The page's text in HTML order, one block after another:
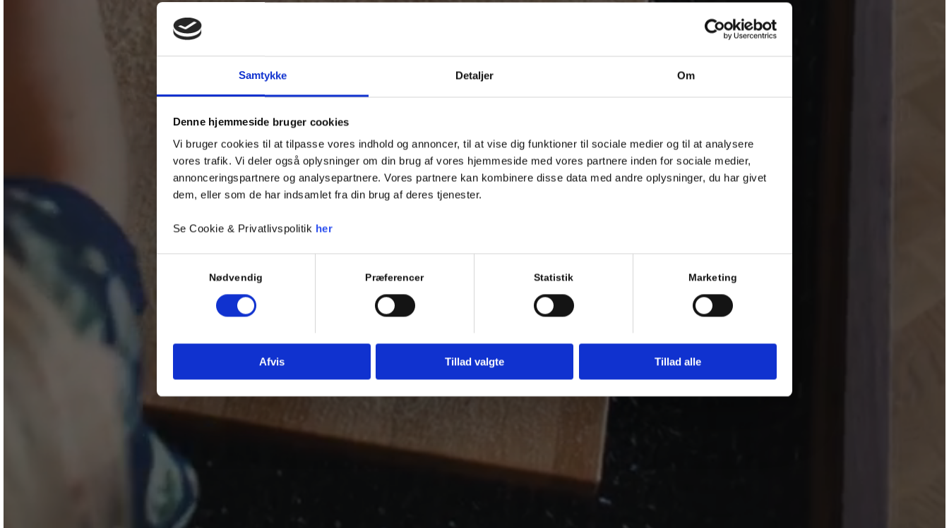
Samtykke Detaljer Om
Denne hjemmeside bruger cookies
Vi bruger cookies til at tilpasse vores indhold og annoncer, til at vise dig funktioner til sociale medier og til at analysere
vores trafik. Vi deler også oplysninger om din brug af vores hjemmeside med vores partnere inden for sociale medier,
annonceringspartnere og analysepartnere. Vores partnere kan kombinere disse data med andre oplysninger, du har givet
dem, eller som de har indsamlet fra din brug af deres tjenester.
Se Cookie & Privatlivspolitik her
Nødvendig Præferencer Statistik Marketing
Afvis Tillad valgte Tillad alle